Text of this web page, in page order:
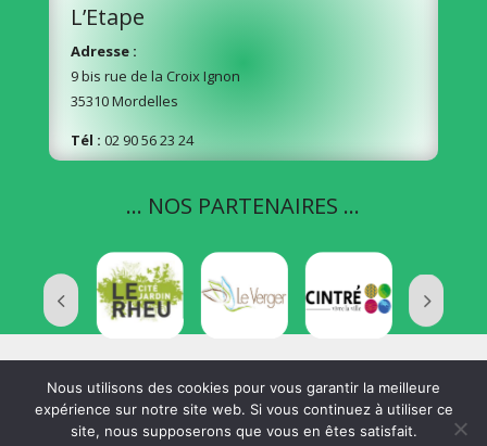
L’Etape
Adresse :
9 bis rue de la Croix Ignon
35310 Mordelles
Tél : 02 90 56 23 24
… NOS PARTENAIRES …
Développé parOrange Solidarité Ouest |Mentions
Nous utilisons des cookies pour vous garantir la meilleure
expérience sur notre site web. Si vous continuez à utiliser ce
site, nous supposerons que vous en êtes satisfait.